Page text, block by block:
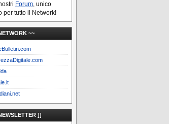
Forum, unico
per tutto il Network!
~~
]]